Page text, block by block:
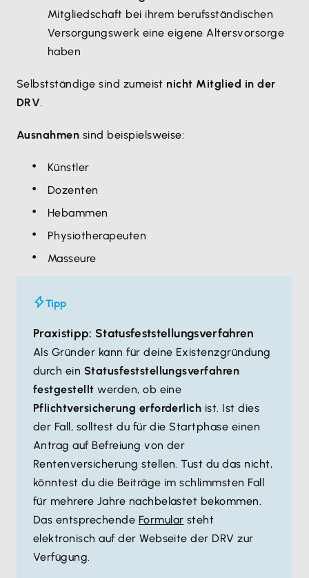
Mitgliedschaft bei ihrem berufsständischen
Versorgungswerk eine eigene Altersvorsorge
haben
Selbstständige sind zumeist nicht Mitglied in der
DRV.
Ausnahmen sind beispielsweise:
Künstler
Dozenten
Hebammen
Physiotherapeuten
Masseure
Tipp
Praxistipp: Statusfeststellungsverfahren
Als Gründer kann für deine Existenzgründung
durch ein Statusfeststellungsverfahren
festgestellt werden, ob eine
Pflichtversicherung erforderlich ist. Ist dies
der Fall, solltest du für die Startphase einen
Antrag auf Befreiung von der
Rentenversicherung stellen. Tust du das nicht,
könntest du die Beiträge im schlimmsten Fall
für mehrere Jahre nachbelastet bekommen.
Das entsprechende Formular steht
elektronisch auf der Webseite der DRV zur
Verfügung.